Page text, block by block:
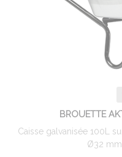
BROUETTE
Caisse galvanisée 100L
Ø32 mm.